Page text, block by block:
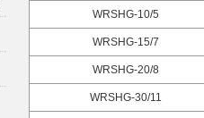
WRSHG-10/5
WRSHG-15/7
WRSHG-20/8
WRSHG-30/11